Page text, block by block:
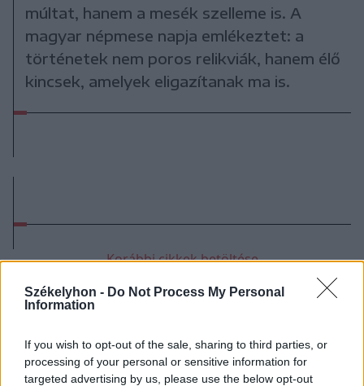
Székelyhon - Do Not Process My Personal
Information
If you wish to opt-out of the sale, sharing to third parties, or
processing of your personal or sensitive information for
targeted advertising by us, please use the below opt-out
múltat, hanem a mesék szelleme is. A
magyar népmese napja emlékeztet: a
történetek nem poros relikviák, hanem élő
kincsek, amelyek eligazítanak ma is.
Korábbi cikkek betöltése